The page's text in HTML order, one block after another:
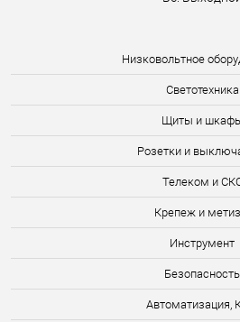
Низковольтное
Светотехника
Щиты и
Розетки и
Телеком и
Крепеж и
Инструмент
Безопасность
Автоматизация,